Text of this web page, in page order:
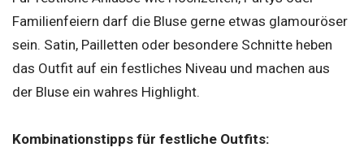
Familienfeiern darf die Bluse gerne etwas glamouröser
sein. Satin, Pailletten oder besondere Schnitte heben
das Outfit auf ein festliches Niveau und machen aus
der Bluse ein wahres Highlight.
Kombinationstipps für festliche Outfits: